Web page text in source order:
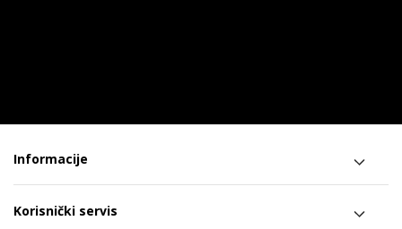
Informacije
Korisnički servis